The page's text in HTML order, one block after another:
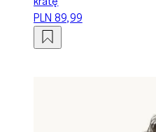
PLN 89,99